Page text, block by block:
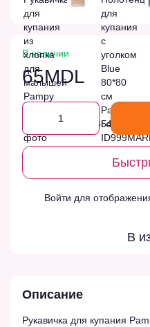
В наличии
65MDL
Войти для
В
Описание
Рукавичка для купания